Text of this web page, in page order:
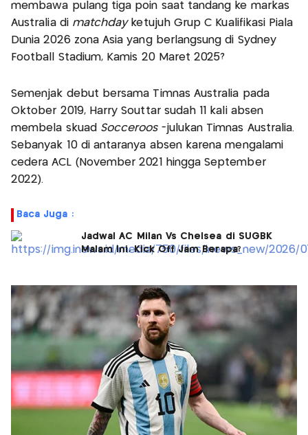
membawa pulang tiga poin saat tandang ke markas
Australia di matchdayketujuh Grup C Kualifikasi Piala
Dunia 2026 zona Asia yang berlangsung di Sydney
Football Stadium, Kamis 20 Maret 2025?
Semenjak debut bersama Timnas Australia pada
Oktober 2019, Harry Souttar sudah 11 kali absen
membela skuad Socceroos -julukan Timnas Australia.
Sebanyak 10 di antaranya absen karena mengalami
cedera ACL (November 2021 hingga September
2022).
Baca Juga :
Jadwal AC Milan Vs Chelsea di SUGBK
Malam Ini, Kick Off Jam Berapa?